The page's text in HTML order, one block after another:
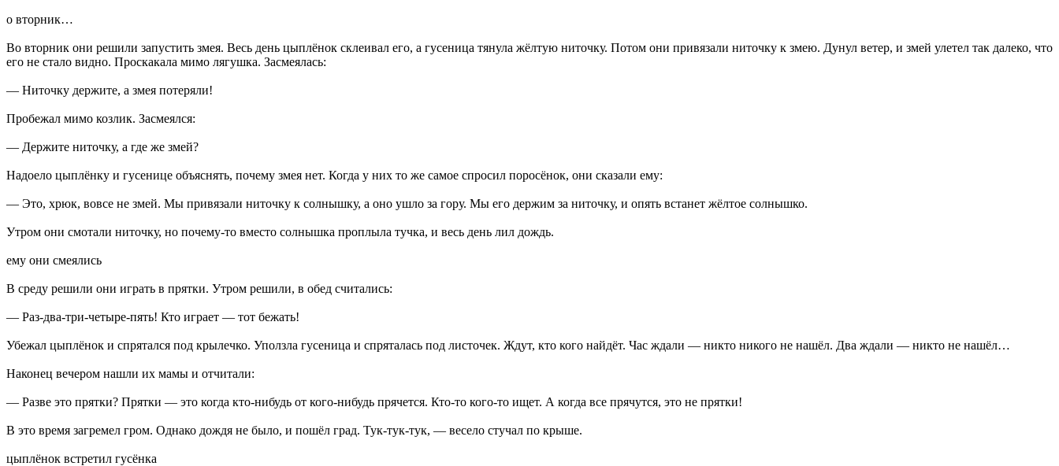
о вторник…
Во вторник они решили запустить змея. Весь день цыплёнок склеивал его, а гусеница тянула жёлтую ниточку. Потом они привязали ниточку к змею. Дунул ветер, и змей улетел так далеко, что
его не стало видно. Проскакала мимо лягушка. Засмеялась:
— Ниточку держите, а змея потеряли!
Пробежал мимо козлик. Засмеялся:
— Держите ниточку, а где же змей?
Надоело цыплёнку и гусенице объяснять, почему змея нет. Когда у них то же самое спросил поросёнок, они сказали ему:
— Это, хрюк, вовсе не змей. Мы привязали ниточку к солнышку, а оно ушло за гору. Мы его держим за ниточку, и опять встанет жёлтое солнышко.
Утром они смотали ниточку, но почему-то вместо солнышка проплыла тучка, и весь день лил дождь.
ему они смеялись
В среду решили они играть в прятки. Утром решили, в обед считались:
— Раз-два-три-четыре-пять! Кто играет — тот бежать!
Убежал цыплёнок и спрятался под крылечко. Уползла гусеница и спряталась под листочек. Ждут, кто кого найдёт. Час ждали — никто никого не нашёл. Два ждали — никто не нашёл…
Наконец вечером нашли их мамы и отчитали:
— Разве это прятки? Прятки — это когда кто-нибудь от кого-нибудь прячется. Кто-то кого-то ищет. А когда все прячутся, это не прятки!
В это время загремел гром. Однако дождя не было, и пошёл град. Тук-тук-тук, — весело стучал по крыше.
цыплёнок встретил гусёнка